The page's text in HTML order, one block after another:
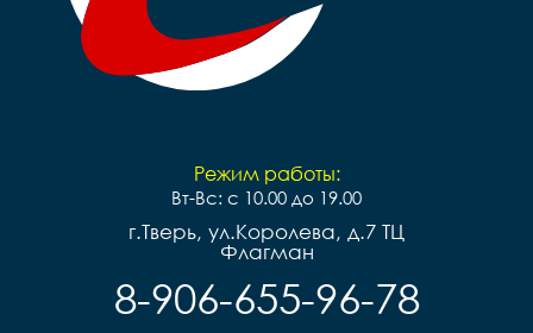
Режим работы:
Вт-Вс: с 10.00 до 19.00
г.Тверь, ул.Королева, д.7 ТЦ
Флагман
8-906-655-96-78